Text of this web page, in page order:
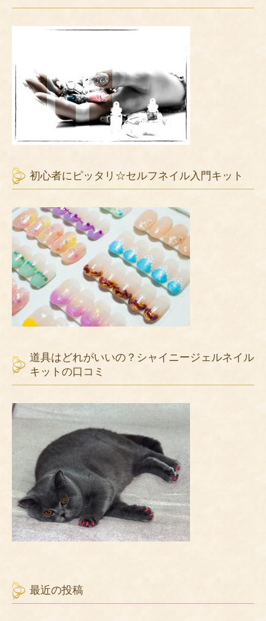
初心者にピッタリ☆セルフネイル入門キット
道具はどれがいいの？シャイニージェルネイル
キットの口コミ
最近の投稿